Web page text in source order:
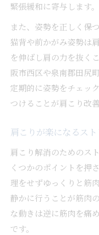
緊張緩和に寄与します。
また、姿勢を正しく保
猫背や前かがみ姿勢は
を伸ばし肩の力を抜く
阪市西区や泉南郡田尻
定期的に姿勢をチェッ
つけることが肩こり改
肩こりが楽になるス
肩こり解消のためのス
くつかのポイントを押
理をせずゆっくりと筋
静かに行うことが筋肉
な動きは逆に筋肉を痛
です。